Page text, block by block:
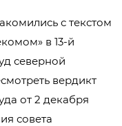
с текстом
в 13-й
северной
вердикт
от 2 декабря
совета